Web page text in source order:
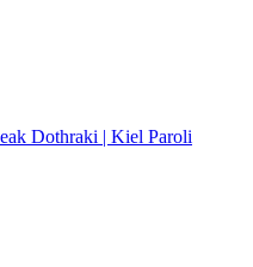
Dothraki | Kiel Paroli